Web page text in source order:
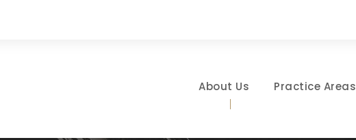
About Us Practice Areas